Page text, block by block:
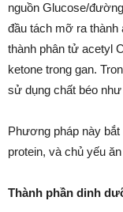
nguồn Glucose/
đầu tách mỡ ra thành
thành phân tử acetyl
ketone trong gan.
sử dụng chất béo
Phương pháp này
protein, và chủ yếu
Thành phần dinh